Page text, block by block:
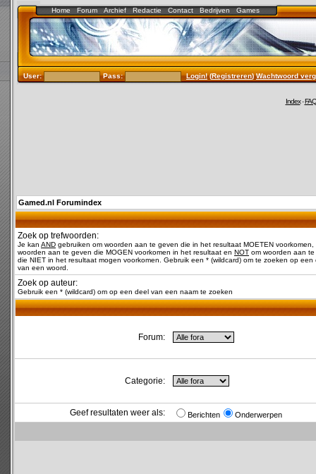
Home Forum Archief Redactie Contact Bedrijven Games
User: Pass: Login!(Registreren)Wachtwoord
Index-FAQ
Gamed.nl Forumindex
Zoek op trefwoorden:
Je kan AND gebruiken om woorden aan te geven die in het resultaat MOETEN voorkomen,
woorden aan te geven die MOGEN voorkomen in het resultaat en NOT om woorden aan
die NIET in het resultaat mogen voorkomen. Gebruik een * (wildcard) om te zoeken op een
van een woord.
Zoek op auteur:
Gebruik een * (wildcard) om op een deel van een naam te zoeken
Forum:
Categorie:
Geef resultaten weer als: Berichten Onderwerpen